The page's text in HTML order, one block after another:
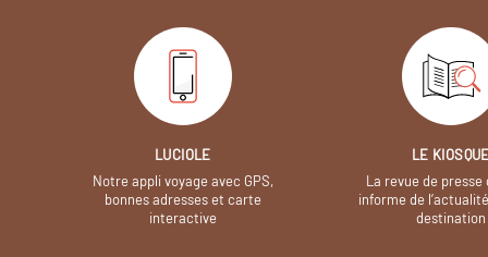
LUCIOLE
Notre appli voyage avec GPS,
bonnes adresses et carte
interactive
LE
La revue de presse
informe de
destination